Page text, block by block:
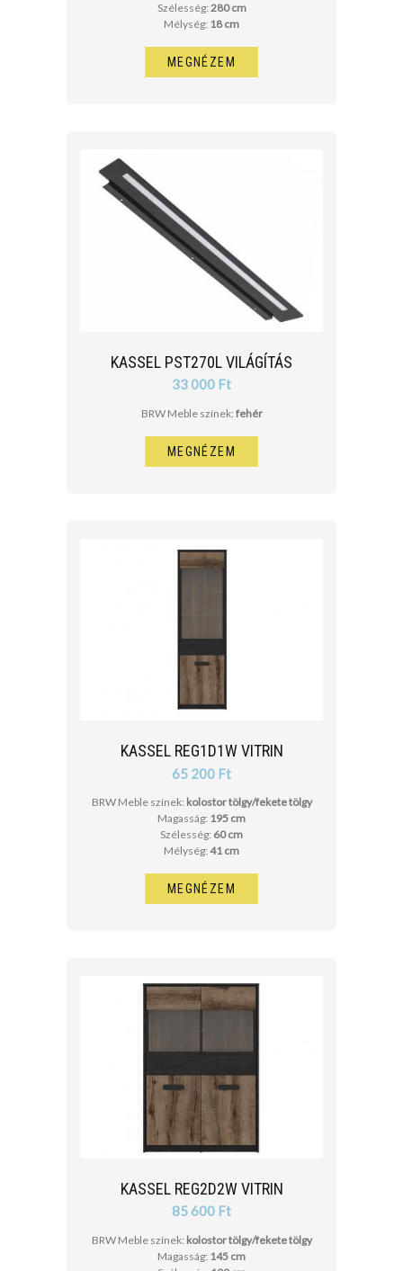
Szélesség: 280 cm
Mélység: 18 cm
MEGNÉZEM
KASSEL PST270L VILÁGÍTÁS
33 000 Ft
BRW Meble színek: fehér
MEGNÉZEM
KASSEL REG1D1W VITRIN
65 200 Ft
BRW Meble színek: kolostor tölgy/fekete tölgy
Magasság: 195 cm
Szélesség: 60 cm
Mélység: 41 cm
MEGNÉZEM
KASSEL REG2D2W VITRIN
85 600 Ft
BRW Meble színek: kolostor tölgy/fekete tölgy
Magasság: 145 cm